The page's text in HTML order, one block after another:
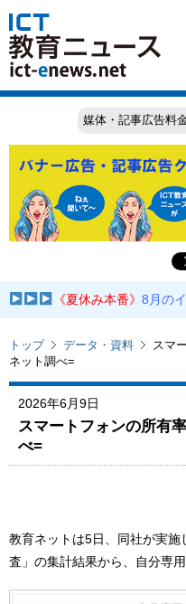
媒体・記事広告料
《夏休み本番》8月の
トップ データ・資料
スマ
ネット調べ=
2026年6月9日
スマートフォンの所有
べ=
教育ネットは5日、同社が実
査」の集計結果から、自分専